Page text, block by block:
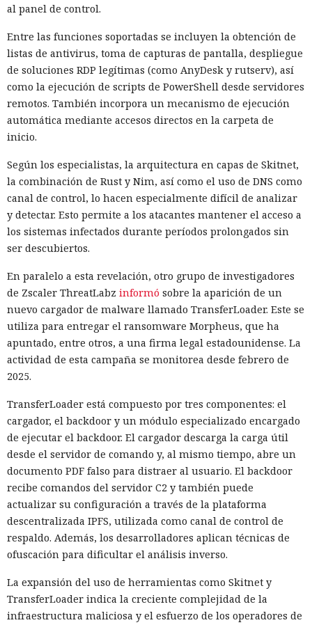
al panel de control.
Entre las funciones soportadas se incluyen la obtención de
listas de antivirus, toma de capturas de pantalla, despliegue
de soluciones RDP legítimas (como AnyDesk y rutserv), así
como la ejecución de scripts de PowerShell desde servidores
remotos. También incorpora un mecanismo de ejecución
automática mediante accesos directos en la carpeta de
inicio.
Según los especialistas, la arquitectura en capas de Skitnet,
la combinación de Rust y Nim, así como el uso de DNS como
canal de control, lo hacen especialmente difícil de analizar
y detectar. Esto permite a los atacantes mantener el acceso a
los sistemas infectados durante períodos prolongados sin
ser descubiertos.
En paralelo a esta revelación, otro grupo de investigadores
de Zscaler ThreatLabz informó sobre la aparición de un
nuevo cargador de malware llamado TransferLoader. Este se
utiliza para entregar el ransomware Morpheus, que ha
apuntado, entre otros, a una firma legal estadounidense. La
actividad de esta campaña se monitorea desde febrero de
2025.
TransferLoader está compuesto por tres componentes: el
cargador, el backdoor y un módulo especializado encargado
de ejecutar el backdoor. El cargador descarga la carga útil
desde el servidor de comando y, al mismo tiempo, abre un
documento PDF falso para distraer al usuario. El backdoor
recibe comandos del servidor C2 y también puede
actualizar su configuración a través de la plataforma
descentralizada IPFS, utilizada como canal de control de
respaldo. Además, los desarrolladores aplican técnicas de
ofuscación para dificultar el análisis inverso.
La expansión del uso de herramientas como Skitnet y
TransferLoader indica la creciente complejidad de la
infraestructura maliciosa y el esfuerzo de los operadores de